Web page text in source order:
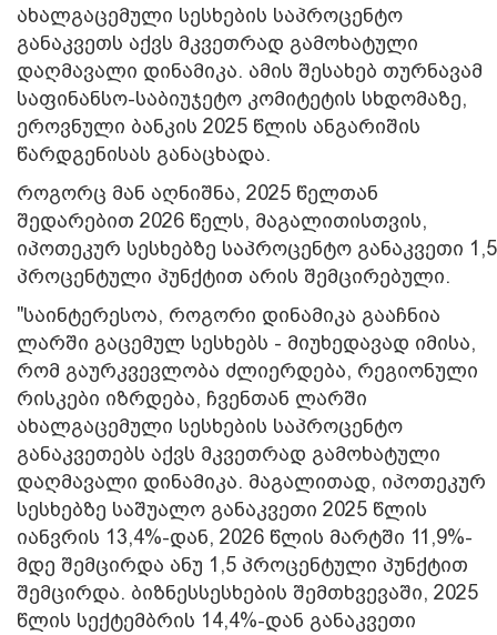
ახალგაცემული სესხების საპროცენტო
განაკვეთს აქვს მკვეთრად გამოხატული
დაღმავალი დინამიკა. ამის შესახებ თურნავამ
საფინანსო-საბიუჯეტო კომიტეტის სხდომაზე,
ეროვნული ბანკის 2025 წლის ანგარიშის
წარდგენისას განაცხადა.
როგორც მან აღნიშნა, 2025 წელთან
შედარებით 2026 წელს, მაგალითისთვის,
იპოთეკურ სესხებზე საპროცენტო განაკვეთი 1,5
პროცენტული პუნქტით არის შემცირებული.
"საინტერესოა, როგორი დინამიკა გააჩნია
ლარში გაცემულ სესხებს - მიუხედავად იმისა,
რომ გაურკვევლობა ძლიერდება, რეგიონული
რისკები იზრდება, ჩვენთან ლარში
ახალგაცემული სესხების საპროცენტო
განაკვეთებს აქვს მკვეთრად გამოხატული
დაღმავალი დინამიკა. მაგალითად, იპოთეკურ
სესხებზე საშუალო განაკვეთი 2025 წლის
იანვრის 13,4%-დან, 2026 წლის მარტში 11,9%-
მდე შემცირდა ანუ 1,5 პროცენტული პუნქტით
შემცირდა. ბიზნესსესხების შემთხვევაში, 2025
წლის სექტემბრის 14,4%-დან განაკვეთი